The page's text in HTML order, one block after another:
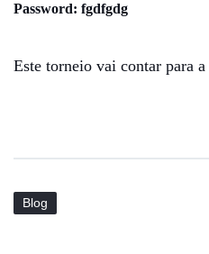
Password: fgdfgdg
Este torneio vai contar para a
Blog